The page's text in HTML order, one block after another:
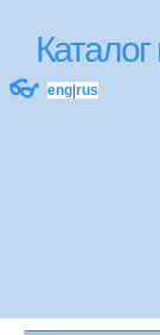
👓 eng rus